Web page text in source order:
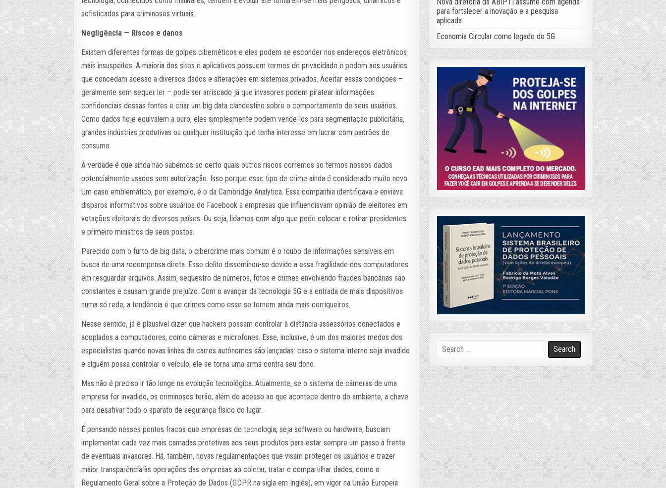
sofisticados para criminosos virtuais.
Negligência — Riscos e danos
Existem diferentes formas de golpes cibernéticos e eles podem se esconder nos endereços eletrônicos
mais insuspeitos. A maioria dos sites e aplicativos possuem termos de privacidade e pedem aos usuários
que concedam acesso a diversos dados e alterações em sistemas privados. Aceitar essas condições –
geralmente sem sequer ler – pode ser arriscado já que invasores podem piratear informações
confidenciais dessas fontes e criar um big data clandestino sobre o comportamento de seus usuários.
Como dados hoje equivalem a ouro, eles simplesmente podem vende-los para segmentação publicitária,
grandes indústrias produtivas ou qualquer instituição que tenha interesse em lucrar com padrões de
consumo.
A verdade é que ainda não sabemos ao certo quais outros riscos corremos ao termos nossos dados
potencialmente usados sem autorização. Isso porque esse tipo de crime ainda é considerado muito novo.
Um caso emblemático, por exemplo, é o da Cambridge Analytica. Essa companhia identificava e enviava
disparos informativos sobre usuários do Facebook a empresas que influenciavam opinião de eleitores em
votações eleitorais de diversos países. Ou seja, lidamos com algo que pode colocar e retirar presidentes
e primeiro ministros de seus postos.
Parecido com o furto de big data, o cibercrime mais comum é o roubo de informações sensíveis em
busca de uma recompensa direta. Esse delito disseminou-se devido a essa fragilidade dos computadores
em resguardar arquivos. Assim, sequestro de números, fotos e crimes envolvendo fraudes bancárias são
constantes e causam grande prejuízo. Com o avançar da tecnologia 5G e a entrada de mais dispositivos
numa só rede, a tendência é que crimes como esse se tornem ainda mais corriqueiros.
Nesse sentido, já é plausível dizer que hackers possam controlar à distância assessórios conectados e
acoplados a computadores, como câmeras e microfones. Esse, inclusive, é um dos maiores medos dos
especialistas quando novas linhas de carros autônomos são lançadas: caso o sistema interno seja invadido
e alguém possa controlar o veículo, ele se torna uma arma contra seu dono.
Mas não é preciso ir tão longe na evolução tecnológica. Atualmente, se o sistema de câmeras de uma
empresa for invadido, os criminosos terão, além do acesso ao que acontece dentro do ambiente, a chave
para desativar todo o aparato de segurança físico do lugar.
É pensando nesses pontos fracos que empresas de tecnologia, seja software ou hardware, buscam
implementar cada vez mais camadas protetivas aos seus produtos para estar sempre um passo à frente
de eventuais invasores. Há, também, novas regulamentações que visam proteger os usuários e trazer
maior transparência às operações das empresas ao coletar, tratar e compartilhar dados, como o
Regulamento Geral sobre a Proteção de Dados (GDPR na sigla em Inglês), em vigor na União Europeia
para fortalecer a inovação e a pesquisa
aplicada
Economia Circular como legado do 5G
Search
for: